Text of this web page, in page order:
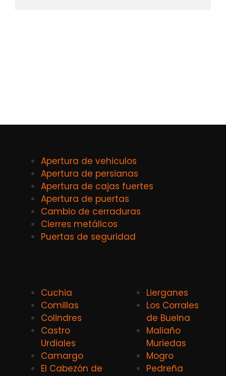
Apertura de vehiculos
Apertura de persianas
Apertura de cajas fuertes
Apertura de puertas
Cambio de cerraduras
Cierres metálicos
Puertas de seguridad
Cuchia
Comillas
Colindres
Castro
Urdiales
Camargo
El Cabezón de
Lierganes
Los Corrales
de Buelna
Maliaño
Muriedas
Mogro
Pedreña